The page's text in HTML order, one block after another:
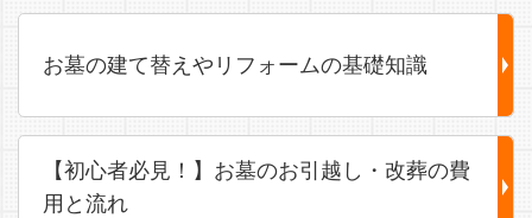
お墓の建て替えやリフォームの基礎知識
【初心者必見！】お墓のお引越し・改葬の費
用と流れ